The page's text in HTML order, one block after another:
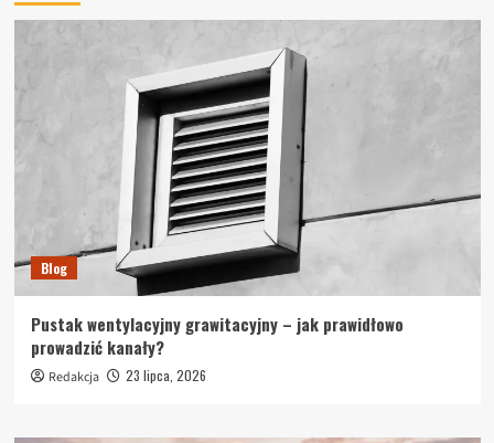
Blog
Pustak wentylacyjny grawitacyjny – jak prawidłowo
prowadzić kanały?
Redakcja 23 lipca, 2026